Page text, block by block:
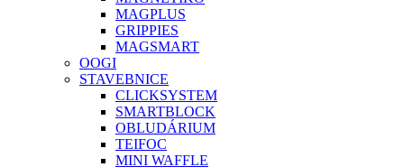
MAGPLUS
GRIPPIES
MAGSMART
OOGI
STAVEBNICE
CLICKSYSTEM
SMARTBLOCK
OBLUDÁRIUM
TEIFOC
MINI WAFFLE